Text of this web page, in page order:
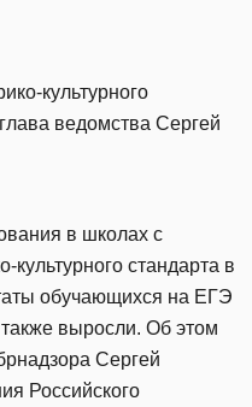
культурного
ведомства Сергей
в школах с
стандарта в
обучающихся на ЕГЭ
выросли. Об этом
Сергей
Российского